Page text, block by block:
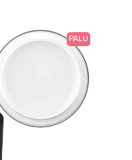
PALU